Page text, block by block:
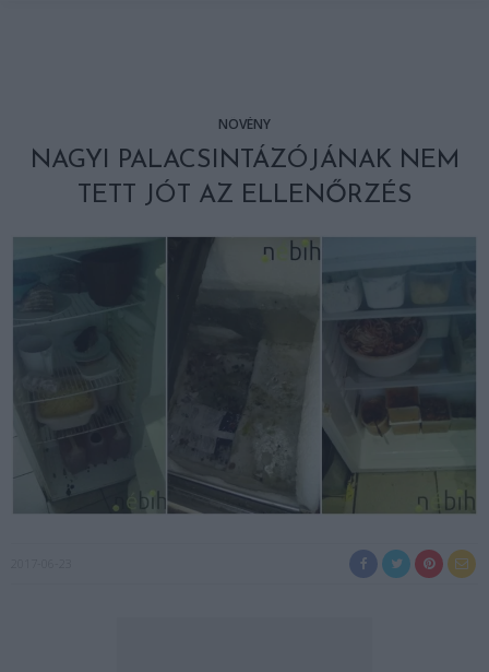
NÖVÉNY
NAGYI PALACSINTÁZÓJÁNAK NEM
TETT JÓT AZ ELLENŐRZÉS